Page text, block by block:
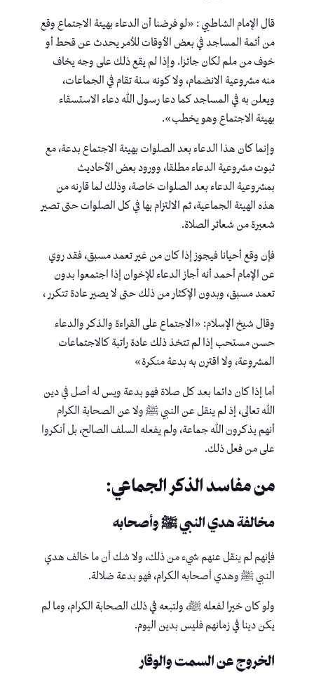
قال الإمام الشاطبي : «لو فرضنا أن الدعاء بهيئة الاجتماع وقع
من أئمة المساجد في بعض الأوقات للأمر يحدث عن قحط أو
خوف من ملم لكان جائزا. وإذا لم يقع ذلك على وجه يخاف
منه مشروعية الانضمام، ولا كونه سنة تقام في الجماعات،
ويعلن به في المساجد كما دعا رسول الله دعاء الاستسقاء
بهيئة الاجتماع وهو يخطب».
وإنما كان هذا الدعاء بعد الصلوات بهيئة الاجتماع بدعة، مع
ثبوت مشروعية الدعاء مطلقا، وورود بعض الأحاديث
بمشروعية الدعاء بعد الصلوات خاصة، وذلك لما قارنه من
هذه الهيئة الجماعية، ثم الالتزام بها في كل الصلوات حتى تصير
شعيرة من شعائر الصلاة.
فإن وقع أحيانا فيجوز إذا كان من غير تعمد مسبق، فقد روي
عن الإمام أحمد أنه أجاز الدعاء للإخوان إذا اجتمعوا بدون
تعمد مسبق، وبدون الإكثار من ذلك حتى لا يصير عادة تتكرر ،
وقال شيخ الإسلام: «الاجتماع على القراءة والذكر والدعاء
حسن مستحب إذا لم تتخذ ذلك عادة راتبة كالاجتماعات
المشروعة، ولا اقترن به بدعة منكرة»
أما إذا كان دائما بعد كل صلاة فهو بدعة ويس له أصل في دين
الله تعالى، إذ لم ينقل عن النبي ﷺ ولا عن الصحابة الكرام
أنهم يذكرون الله جماعة، ولم يفعله السلف الصالح، بل أنكروا
على من فعل ذلك.
من مفاسد الذكر الجماعي:
مخالفة هدي النبي ﷺ وأصحابه
فإنهم لم ينقل عنهم شيء من ذلك، ولا شك أن ما خالف هدي
النبي ﷺ وهدي أصحابه الكرام، فهو بدعة ضلالة.
ولو كان خيرا لفعله ﷺ، ولتبعه في ذلك الصحابة الكرام، وما لم
يكن دينا في زمانهم فليس بدين اليوم.
الخروج عن السمت والوقار